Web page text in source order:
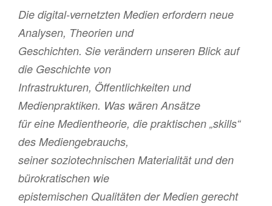
Die digital-vernetzten Medien erfordern neue
Analysen, Theorien und
Geschichten. Sie verändern unseren Blick auf
die Geschichte von
Infrastrukturen, Öffentlichkeiten und
Medienpraktiken. Was wären Ansätze
für eine Medientheorie, die praktischen „skills“
des Mediengebrauchs,
seiner soziotechnischen Materialität und den
bürokratischen wie
epistemischen Qualitäten der Medien gerecht